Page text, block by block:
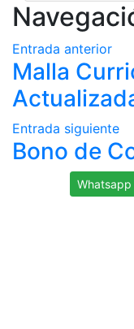
Entrada anterior
Malla
Entrada siguiente
Bono de
Whatsapp